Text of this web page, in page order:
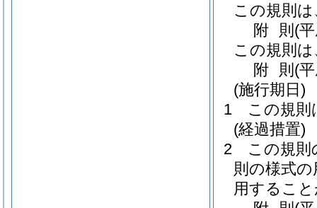
この規則
附 則 (
この規則
附 則 (
(施行期日)
1
この規則
(経過措置)
2
この規則
則の様式
用するこ